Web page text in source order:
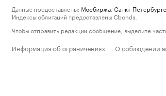
Данные предоставлены: Мосбиржа Санкт-
Индексы облигаций предоставлены Cbonds.
Чтобы отправить редакции сообщение, выделите
Информация об ограничениях · О соблюдении